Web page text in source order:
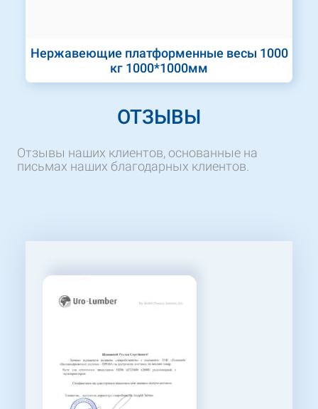
Нержавеющие платформенные весы 1000
кг 1000*1000мм
ОТЗЫВЫ
Отзывы наших клиентов, основанные на
письмах наших благодарных клиентов.